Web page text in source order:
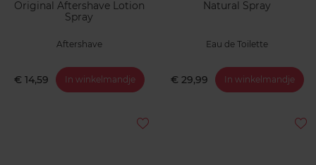
Original Aftershave Lotion
Spray
Aftershave
€ 14,59 In winkelmandje
Natural Spray
Eau de Toilette
€ 29,99 In winkelmandje